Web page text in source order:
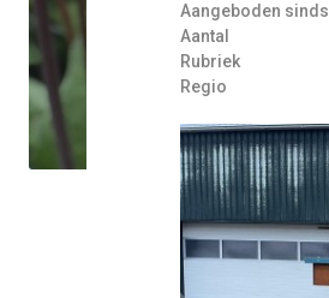
Aangeboden sinds
Aantal
Rubriek
Regio